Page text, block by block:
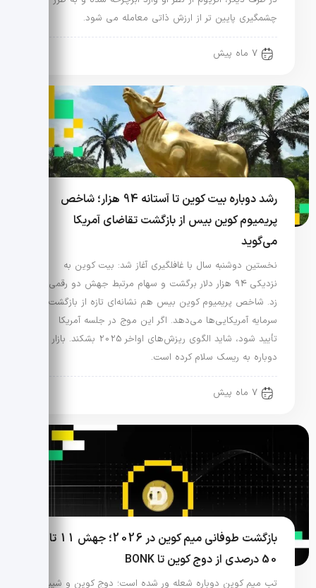
چشمگیری پایین تر از ارزش ذاتی معامله می شود.
7 ماه پیش
رشد دوباره بیت کوین تا آستانه 94 هزار؛ شاخص
پریمیوم کوین بیس از بازگشت تقاضای آمریکا
می‌گوید
نخستین دوشنبه سال با غافلگیری آغاز شد: بیت کوین به
نزدیکی 94 هزار دلار برگشت و سهام مرتبط جهش دو رقمی
زد. شاخص پریمیوم کوین بیس هم نشانه‌ای تازه از بازگشت
سرمایه آمریکایی‌ها می‌دهد. اگر این موج در جلسه آمریکا
تأیید شود، شاید الگوی ریزش‌های اواخر 2025 بشکند. بازار
دوباره به ریسک سلام کرده است.
7 ماه پیش
بازگشت طوفانی میم کوین در 2026؛ جهش 11 تا
50 درصدی از دوج کوین تا BONK
تب میم کوین دوباره شعله ور شده است؛ دوج کوین و شیبا